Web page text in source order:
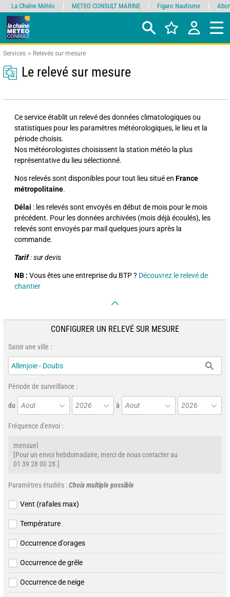
Services Relevés sur mesure
Le relevé sur mesure
Ce service établit un relevé des données climatologiques ou
statistiques pour les paramètres météorologiques, le lieu et la
période choisis.
Nos météorologistes choisissent la station météo la plus
représentative du lieu sélectionné.
Nos relevés sont disponibles pour tout lieu situé en France
métropolitaine.
Délai : les relevés sont envoyés en début de mois pour le mois
précédent. Pour les données archivées (mois déjà écoulés), les
relevés sont envoyés par mail quelques jours après la
commande.
Tarif: sur devis
NB : Vous êtes une entreprise du BTP ? Découvrez le relevé de
chantier
CONFIGURER UN RELEVÉ SUR MESURE
Saisir une ville :
Période de surveillance :
du Aout 2026 à Aout 2026
Fréquence d'envoi :
mensuel
[Pour un envoi hebdomadaire, merci de nous contacter au
01 39 28 00 28.]
Paramètres étudiés :Choix multiple possible
Vent (rafales max)
Température
Occurrence d'orages
Occurrence de grêle
Occurrence de neige
La Chaîne Météo METEO CONSULT MARINE Figaro Nautisme